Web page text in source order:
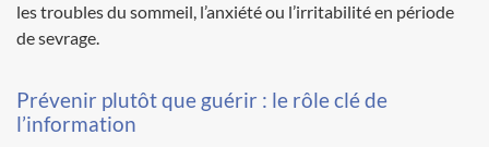
les troubles du sommeil, l’anxiété ou l’irritabilité en période
de sevrage.
Prévenir plutôt que guérir : le rôle clé de
l’information